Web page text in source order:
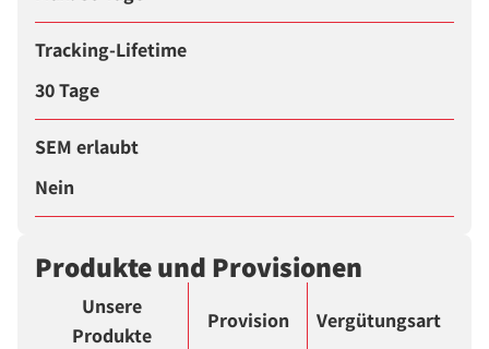
Tracking-Lifetime
30 Tage
SEM erlaubt
Nein
Produkte und Provisionen
Unsere
Produkte
Provision Vergütungsart